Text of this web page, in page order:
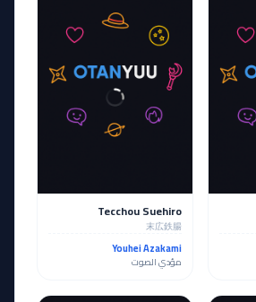
Tecchou Suehiro
末広鉄腸
Youhei Azakami
مؤدي الصوت